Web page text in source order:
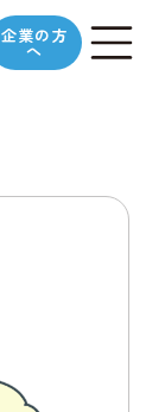
企業の方
へ